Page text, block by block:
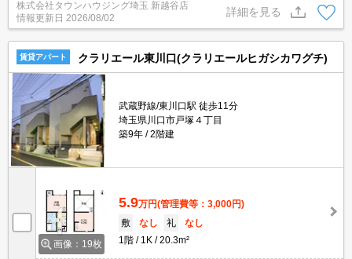
ますとスムーズに御対応できます♪
株式会社タウンハウジング埼玉 新越谷店
情報更新日 2026/08/02
詳細を見る
賃貸アパート クラリエール東川口(クラリエールヒガシカワグチ)
武蔵野線/東川口駅 徒歩11分
埼玉県川口市戸塚４丁目
築9年
2階建
画像：19枚
5.9万円(管理費等：3,000円)
敷
なし 礼
なし
1階
1K 20.3m²